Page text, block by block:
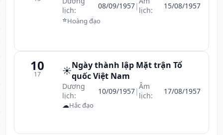
lịch:
08/09/1957|lịch:
15/08/1957
⭐Hoàng đạo
10
17 ☀️Ngày thành lập Mặt trận Tổ
quốc Việt Nam
Dương
lịch:
10/09/1957|Âm
lịch:
17/08/1957
☁Hắc đạo